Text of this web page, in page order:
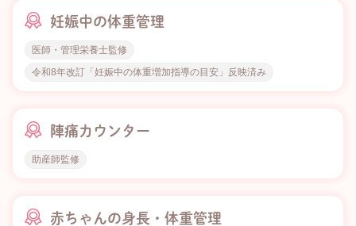
妊娠中の体重管理
医師・管理栄養士監修
令和8年改訂「妊娠中の体重増加指導の目安」反映済み
陣痛カウンター
助産師監修
赤ちゃんの身長・体重管理